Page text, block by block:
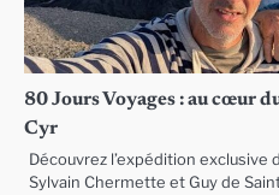
80 Jours Voyages : au cœur
Cyr
Découvrez l’expédition exclusive
Sylvain Chermette et Guy de